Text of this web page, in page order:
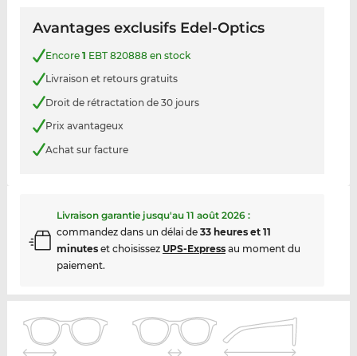
Avantages exclusifs Edel-Optics
Encore 1 EBT 820888 en stock
Livraison et retours gratuits
Droit de rétractation de 30 jours
Prix avantageux
Achat sur facture
Livraison garantie jusqu'au 11 août 2026:
commandez dans un délai de 33 heures et 11
minuteset choisissez UPS-Expressau moment du
paiement.